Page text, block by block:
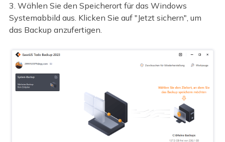
3. Wählen Sie den Speicherort für das Windows
Systemabbild aus. Klicken Sie auf "Jetzt sichern", um
das Backup anzufertigen.